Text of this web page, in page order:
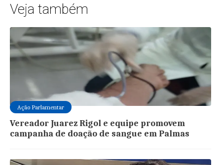
Veja também
Ação Parlamentar
Vereador Juarez Rigol e equipe promovem
campanha de doação de sangue em Palmas